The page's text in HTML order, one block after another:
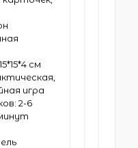
см
игра
2-6